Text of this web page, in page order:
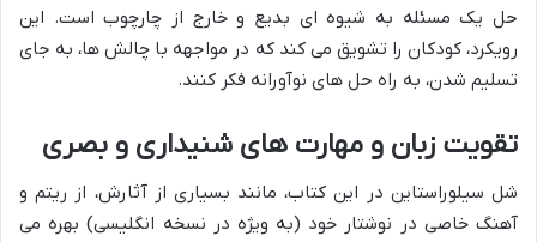
حل یک مسئله به شیوه ای بدیع و خارج از چارچوب است. این
رویکرد، کودکان را تشویق می کند که در مواجهه با چالش ها، به جای
تسلیم شدن، به راه حل های نوآورانه فکر کنند.
تقویت زبان و مهارت های شنیداری و بصری
شل سیلوراستاین در این کتاب، مانند بسیاری از آثارش، از ریتم و
آهنگ خاصی در نوشتار خود (به ویژه در نسخه انگلیسی) بهره می